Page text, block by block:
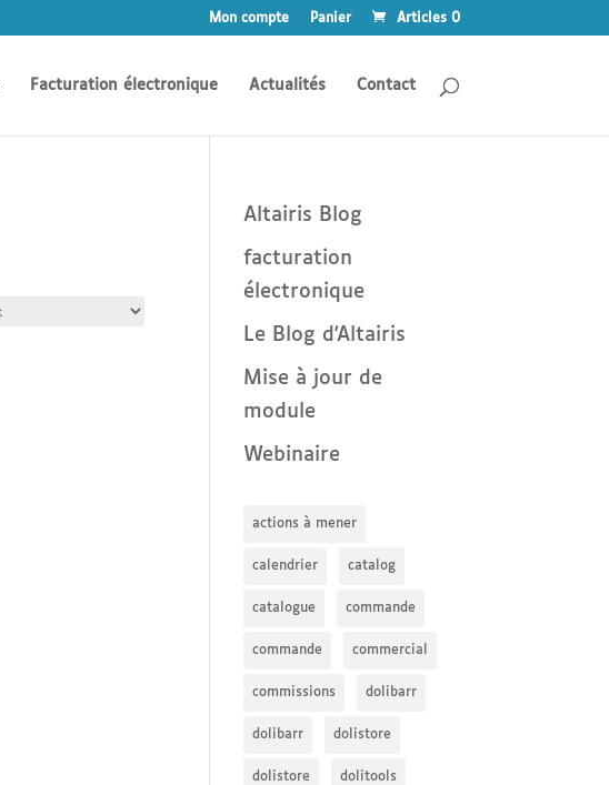
Mon compte Panier Articles 0
Facturation électronique Actualités Contact
Altairis Blog
facturation
électronique
Le Blog d'Altairis
Mise à jour de
module
Webinaire
actions à mener
calendrier catalog
catalogue commande
commande commercial
commissions dolibarr
dolibarr dolistore
dolistore dolitools